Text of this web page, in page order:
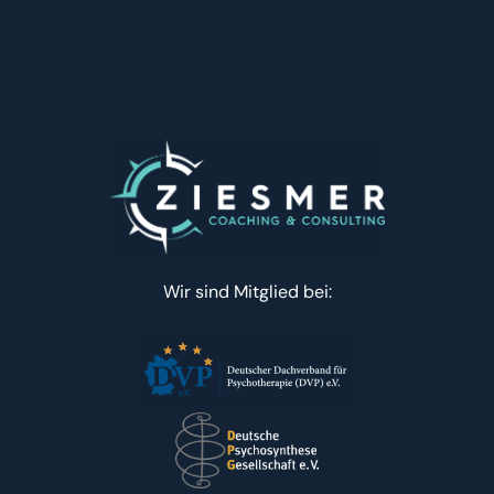
Wir sind Mitglied bei: